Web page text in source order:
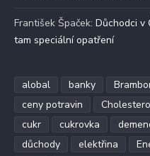
František Špaček: Důchodci v
tam speciální opatření
alobal banky
ceny potravin
cukr
cukrovka
důchody
elektřina